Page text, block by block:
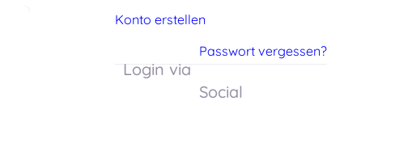
Konto erstellen
Passwort vergessen?
Login via
Social